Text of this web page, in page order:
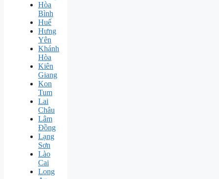
Hòa
Bình
Huế
Hưng
Yên
Khánh
Hòa
Kiên
Giang
Kon
Tum
Lai
Châu
Lâm
Đồng
Lạng
Sơn
Lào
Cai
Long